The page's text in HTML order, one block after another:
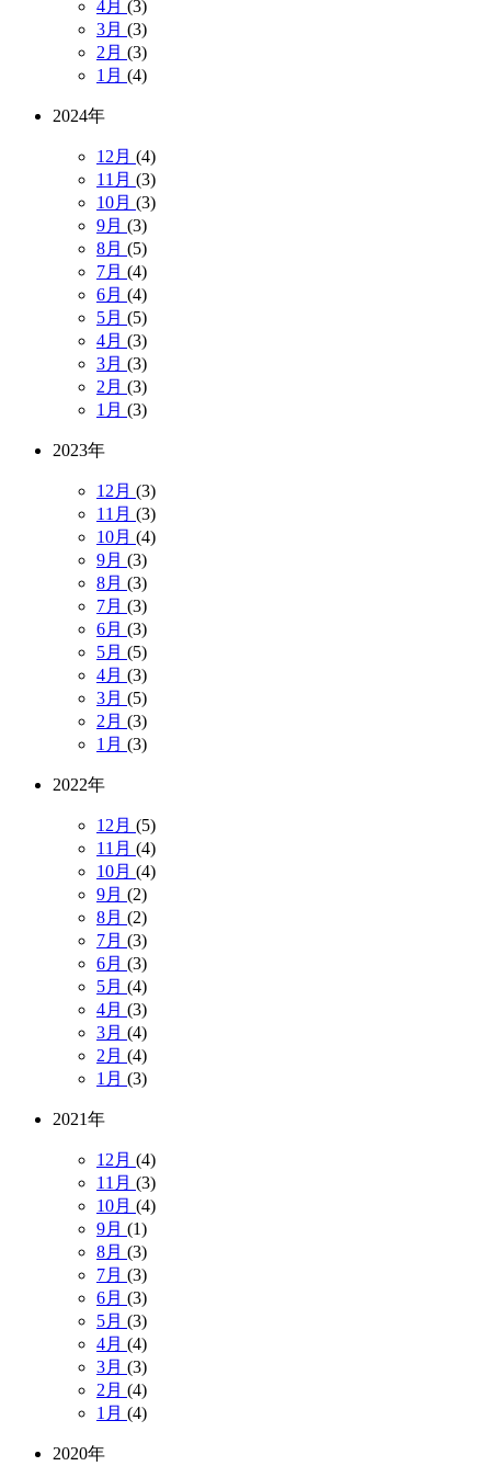
4月 (3)
3月 (3)
2月 (3)
1月 (4)
2024年
12月 (4)
11月 (3)
10月 (3)
9月 (3)
8月 (5)
7月 (4)
6月 (4)
5月 (5)
4月 (3)
3月 (3)
2月 (3)
1月 (3)
2023年
12月 (3)
11月 (3)
10月 (4)
9月 (3)
8月 (3)
7月 (3)
6月 (3)
5月 (5)
4月 (3)
3月 (5)
2月 (3)
1月 (3)
2022年
12月 (5)
11月 (4)
10月 (4)
9月 (2)
8月 (2)
7月 (3)
6月 (3)
5月 (4)
4月 (3)
3月 (4)
2月 (4)
1月 (3)
2021年
12月 (4)
11月 (3)
10月 (4)
9月 (1)
8月 (3)
7月 (3)
6月 (3)
5月 (3)
4月 (4)
3月 (3)
2月 (4)
1月 (4)
2020年